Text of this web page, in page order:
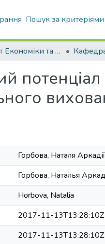
Пошук за критеріями
Факультет Економіки та бізнесу
потенціал
Горбова, Наталя
Горбова, Наталья
Horbova, Natalia
2017-11-13T13:28:10Z
2017-11-13T13:28:10Z